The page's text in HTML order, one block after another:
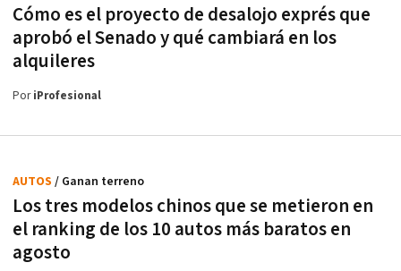
Cómo es el proyecto de desalojo exprés que
aprobó el Senado y qué cambiará en los
alquileres
PoriProfesional
Los tres modelos chinos que se metieron en
el ranking de los 10 autos más baratos en
agosto
AUTOS / Ganan terreno